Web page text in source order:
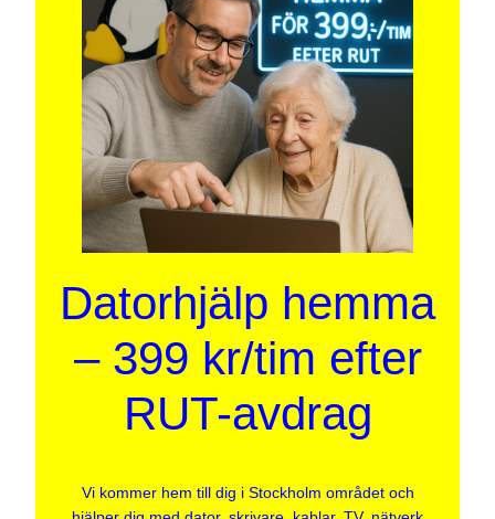
Datorhjälp hemma
– 399 kr/tim efter
RUT-avdrag
Vi kommer hem till dig i Stockholm området och